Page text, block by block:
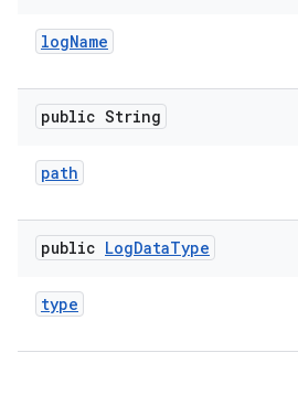
logName
public String
path
public LogDataType
type